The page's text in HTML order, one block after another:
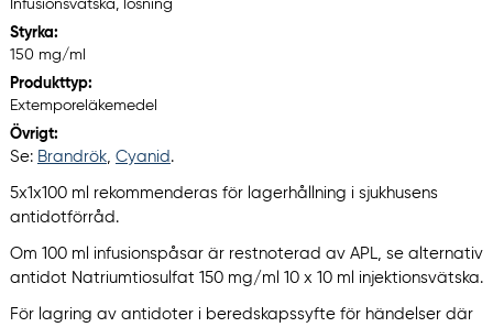
Infusionsvätska, lösning
Styrka:
150 mg/ml
Produkttyp:
Extemporeläkemedel
Övrigt:
Se: Brandrök, Cyanid .
5x1x100 ml rekommenderas för lagerhållning i sjukhusens
antidotförråd.
Om 100 ml infusionspåsar är restnoterad av APL, se alternativ
antidot Natriumtiosulfat 150 mg/ml 10 x 10 ml injektionsvätska.
För lagring av antidoter i beredskapssyfte för händelser där